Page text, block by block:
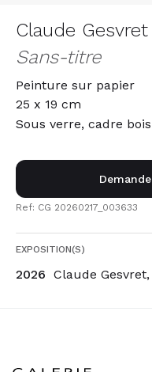
Claude Gesvret
Sans-titre
Peinture sur papier
25 x 19 cm
Sous verre, cadre
Ref: CG 20260217_003633
EXPOSITION(S)
2026 Claude